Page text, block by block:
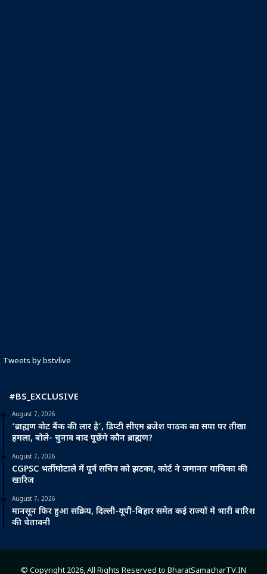
Tweets by bstvlive
#BS_EXCLUSIVE
August 7, 2026
‘ब्राह्मण वोट बैंक की लार है’, डिप्टी सीएम ब्रजेश पाठक का सपा पर तीखा
हमला, बोले- चुनाव बाद पूछेंगे कौन ब्राह्मण?
August 7, 2026
CGPSC भर्ती घोटाले में पूर्व सचिव को झटका, कोर्ट ने जमानत याचिका की
खारिज
August 7, 2026
मानसून फिर हुआ सक्रिय, दिल्ली-यूपी-बिहार समेत कई राज्यों में भारी बारिश
की चेतावनी
© Copyright 2026, All Rights Reserved to BharatSamacharTV.IN